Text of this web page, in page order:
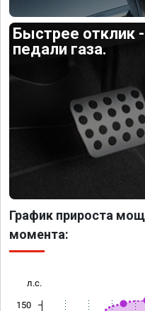
Быстрее отклик
педали газа.
График прироста
момента:
л.с.
150